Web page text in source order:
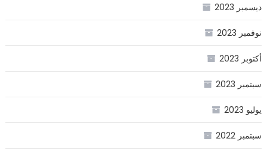
ديسمبر 2023
نوفمبر 2023
أكتوبر 2023
سبتمبر 2023
يوليو 2023
سبتمبر 2022